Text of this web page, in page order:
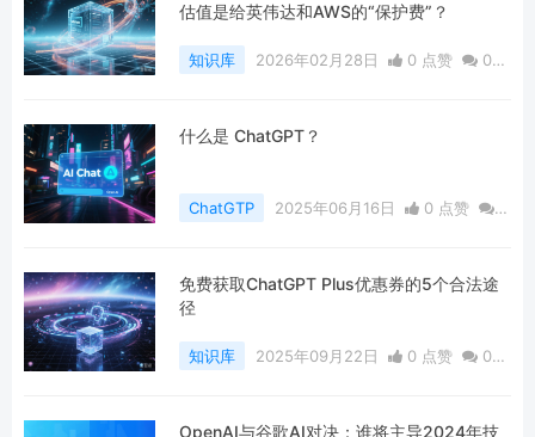
估值是给英伟达和AWS的“保护费”？
知识库 2026年02月28日 0 点赞
0
什么是 ChatGPT？
ChatGTP 2025年06月16日 0 点赞
0
免费获取ChatGPT Plus优惠券的5个合法途
径
知识库 2025年09月22日 0 点赞
0
OpenAI与谷歌AI对决：谁将主导2024年技